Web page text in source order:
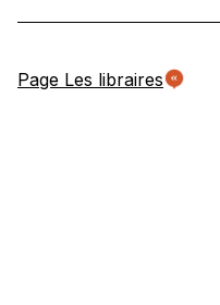
Page Les libraires